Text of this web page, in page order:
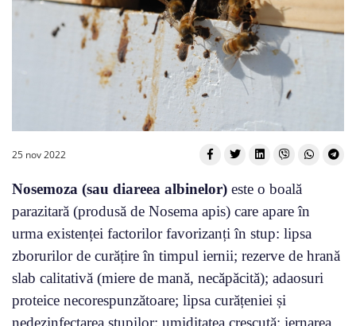
25 nov 2022
Nosemoza (sau diareea albinelor) este o boală
parazitară (produsă de Nosema apis) care apare în
urma existenței factorilor favorizanți în stup: lipsa
zborurilor de curățire în timpul iernii; rezerve de hrană
slab calitativă (miere de mană, necăpăcită); adaosuri
proteice necorespunzătoare; lipsa curățeniei și
nedezinfectarea stupilor; umiditatea crescută; iernarea